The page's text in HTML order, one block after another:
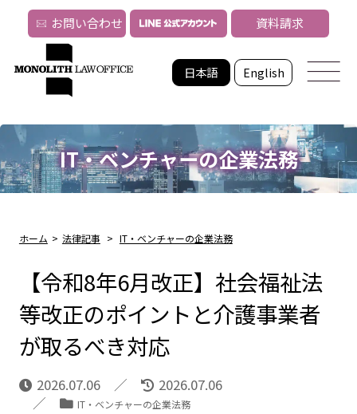
日本語 English
お問い合わせ 資料請求
IT・ベンチャーの企業法務
ホーム > 法律記事 > IT・ベンチャーの企業法務
【令和8年6月改正】社会福祉法
等改正のポイントと介護事業者
が取るべき対応
2026.07.06 2026.07.06
IT・ベンチャーの企業法務